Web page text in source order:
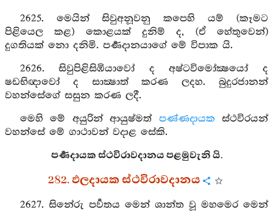
2625. මෙයින් සිවුඅනූවනු කපෙහි යම් (කෑමට
පිළියෙල කළ) කොළයක් දුනිම් ද, (ඒ හේතුවෙන්)
දුගතියක් නො දනිමි. පර්‍ණදානයාගේ මේ විපාක යි.
2626. සිවුපිළිසිඹියාවෝ ද අෂ්ටවිමෝක්‍ෂයෝ ද
ෂඩභිඥාවෝ ද සාක්‍ෂාත් කරණ ලදහ. බුදුරජානන්
වහන්සේගේ සසුන කරණ ලදී.
මෙහි මේ අයුරින් ආයුෂ්මත් පණ්ණදායක ස්ථවිරයන්
වහන්සේ මේ ගාථාවන් වදාළ සේකි.
පර්‍ණදායක ස්ථවිරාවදානය පළමුවැනි යි.
282. ඵලදායක ස්ථවිරාවදානය
2627. සිනේරු පර්‍වතය මෙන් ශාන්ත වූ මහමෙර මෙන්